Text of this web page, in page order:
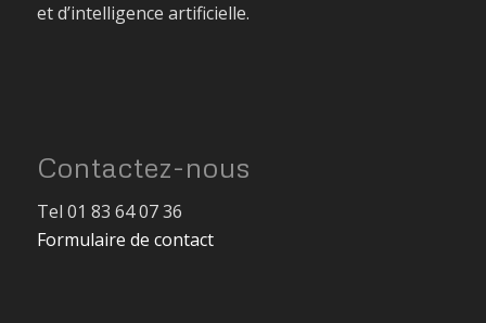
et d’intelligence artificielle.
Contactez-nous
Tel 01 83 64 07 36
Formulaire de contact